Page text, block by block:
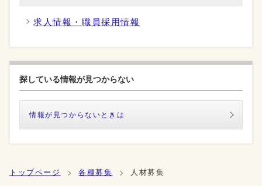
求人情報・職員採用情報
探している情報が見つからない
情報が見つからないときは
トップページ 各種募集 人材募集